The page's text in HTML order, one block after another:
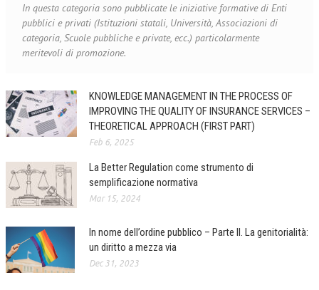
ATTO COSTITUTIVO E STATUTO
ORGANIZZAZIONE
DIREZIONE SCIENTIFICA
ALTA FORMAZIONE
CORSI CE.S.E.D.
ARCHIVIO CORSI 2015
DIVENTA SOCIO
BROCHURE CE.S.E.D.
LA RIVISTA
In questa categoria sono pubblicate le iniziative formative di Enti
pubblici e privati (Istituzioni statali, Università, Associazioni di
categoria, Scuole pubbliche e private, ecc.) particolarmente
meritevoli di promozione.
KNOWLEDGE MANAGEMENT IN THE PROCESS OF
IMPROVING THE QUALITY OF INSURANCE SERVICES –
THEORETICAL APPROACH (FIRST PART)
Feb 6, 2025
La Better Regulation come strumento di
semplificazione normativa
Mar 15, 2024
In nome dell’ordine pubblico – Parte II. La genitorialità:
un diritto a mezza via
Dec 31, 2023